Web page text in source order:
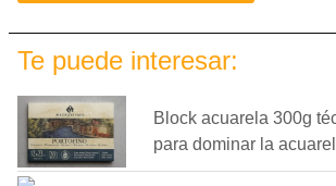
Te puede interesar:
Block acuarela 300g
para dominar la